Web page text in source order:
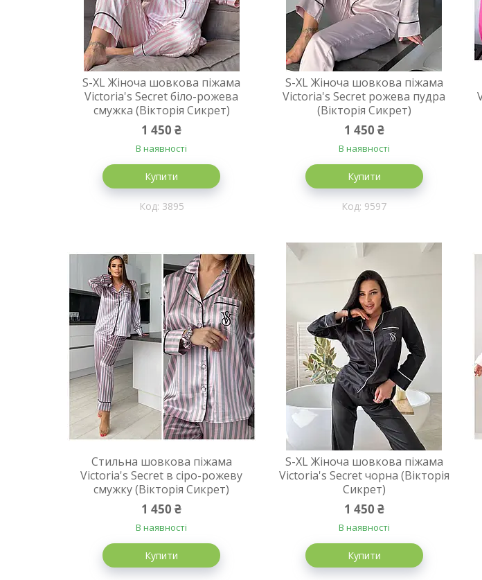
S-XL Жіноча шовкова піжама
Victoria's Secret біло-рожева
смужка (Вікторія Сикрет)
1 450 ₴
В наявності
Купити
3895
S-XL Жіноча шовкова піжама
Victoria's Secret рожева пудра
(Вікторія Сикрет)
1 450 ₴
В наявності
Купити
9597
Стильна шовкова піжама
Victoria's Secret в сіро-рожеву
смужку (Вікторія Сикрет)
1 450 ₴
В наявності
Купити
S-XL Жіноча шовкова піжама
Victoria's Secret чорна (Вікторія
Сикрет)
1 450 ₴
В наявності
Купити